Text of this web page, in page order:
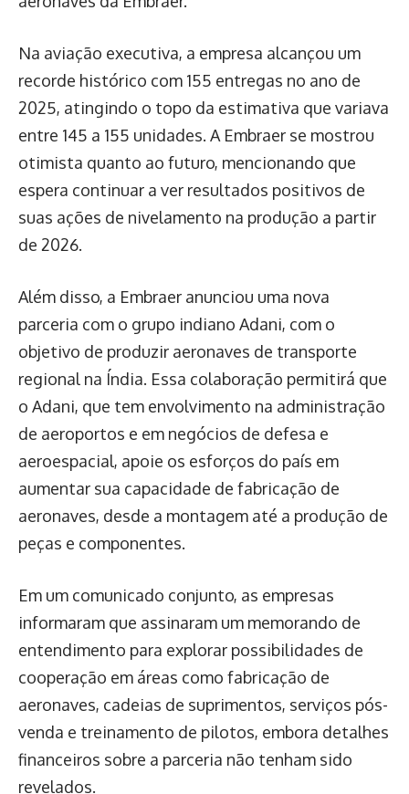
Na aviação executiva, a empresa alcançou um
recorde histórico com 155 entregas no ano de
2025, atingindo o topo da estimativa que variava
entre 145 a 155 unidades. A Embraer se mostrou
otimista quanto ao futuro, mencionando que
espera continuar a ver resultados positivos de
suas ações de nivelamento na produção a partir
de 2026.
Além disso, a Embraer anunciou uma nova
parceria com o grupo indiano Adani, com o
objetivo de produzir aeronaves de transporte
regional na Índia. Essa colaboração permitirá que
o Adani, que tem envolvimento na administração
de aeroportos e em negócios de defesa e
aeroespacial, apoie os esforços do país em
aumentar sua capacidade de fabricação de
aeronaves, desde a montagem até a produção de
peças e componentes.
Em um comunicado conjunto, as empresas
informaram que assinaram um memorando de
entendimento para explorar possibilidades de
cooperação em áreas como fabricação de
aeronaves, cadeias de suprimentos, serviços pós-
venda e treinamento de pilotos, embora detalhes
financeiros sobre a parceria não tenham sido
revelados.